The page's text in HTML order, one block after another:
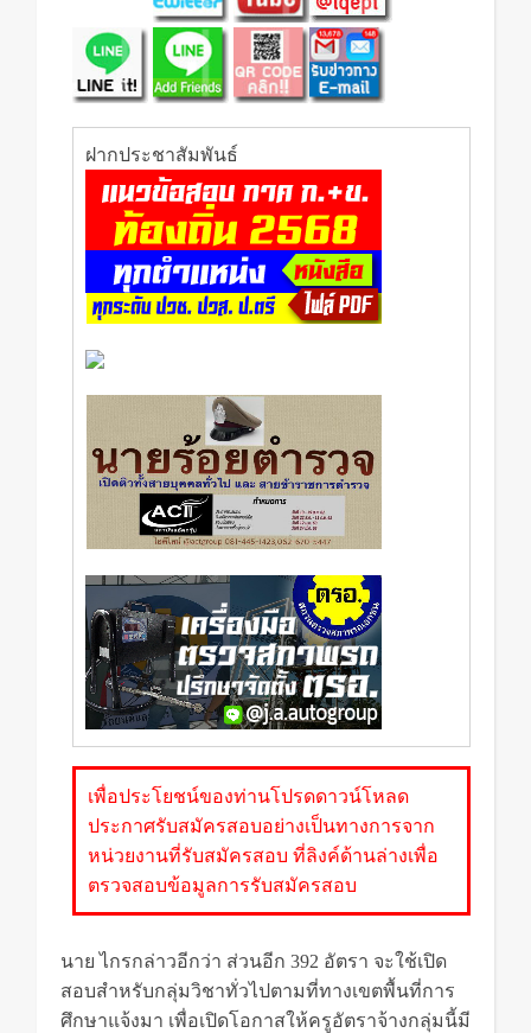
ฝากประชาสัมพันธ์
เพื่อประโยชน์ของท่านโปรดดาวน์โหลด
ประกาศรับสมัครสอบอย่างเป็นทางการจาก
หน่วยงานที่รับสมัครสอบ ที่ลิงค์ด้านล่างเพื่อ
ตรวจสอบข้อมูลการรับสมัครสอบ
นาย ไกรกล่าวอีกว่า ส่วนอีก 392 อัตรา จะใช้เปิด
สอบสำหรับกลุ่มวิชาทั่วไปตามที่ทางเขตพื้นที่การ
ศึกษาแจ้งมา เพื่อเปิดโอกาสให้ครูอัตราจ้างกลุ่มนี้มี